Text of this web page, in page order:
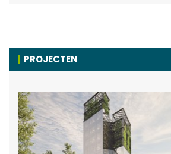
PROJECTEN